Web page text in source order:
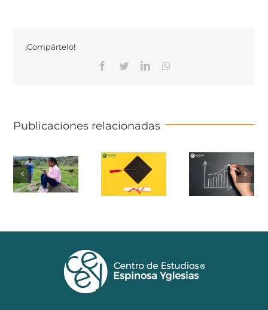
¡Compártelo!
Facebook
TwitterLinkedinWhatsapp
Publicaciones relacionadas